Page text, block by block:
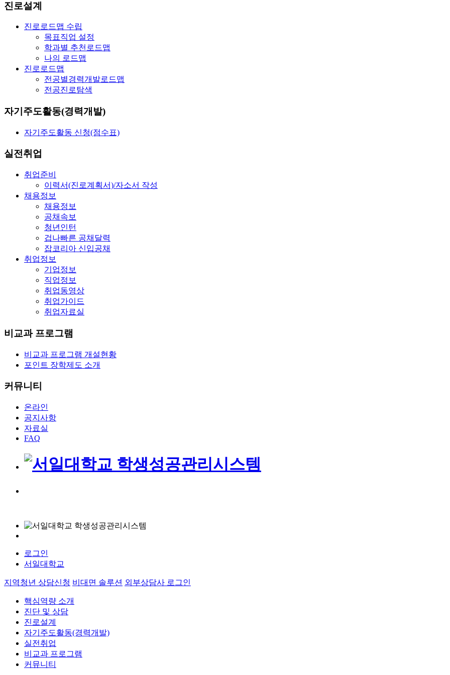
진로설계
진로로드맵 수립
목표직업 설정
학과별 추천로드맵
나의 로드맵
진로로드맵
전공별경력개발로드맵
전공진로탐색
자기주도활동(경력개발)
자기주도활동 신청(점수표)
실전취업
취업준비
이력서(진로계획서)/자소서 작성
채용정보
채용정보
공채속보
청년인턴
겁나빠른 공채달력
잡코리아 신입공채
취업정보
기업정보
직업정보
취업동영상
취업가이드
취업자료실
비교과 프로그램
비교과 프로그램 개설현황
포인트 장학제도 소개
커뮤니티
온라인
공지사항
자료실
FAQ
로그인
서일대학교
지역청년 상담신청 비대면 솔루션 외부상담사 로그인
핵심역량 소개
진단 및 상담
진로설계
자기주도활동(경력개발)
실전취업
비교과 프로그램
커뮤니티